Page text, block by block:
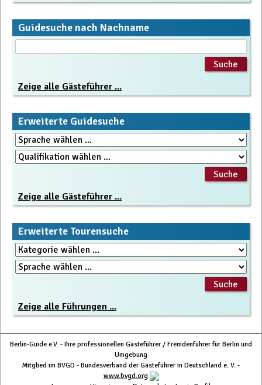
Guidesuche nach Nachname
Zeige alle Gästeführer ...
Erweiterte Guidesuche
Zeige alle Gästeführer ...
Erweiterte Tourensuche
Zeige alle Führungen ...
Berlin-Guide e.V. - Ihre professionellen Gästeführer / Fremdenführer für Berlin und
Umgebung
Mitglied im BVGD - Bundesverband der Gästeführer in Deutschland e. V. -
www.bvgd.org